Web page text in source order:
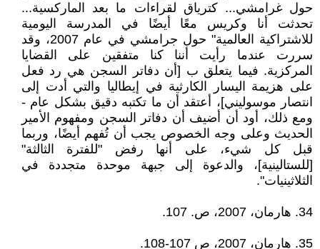
حول غرامشي... كترياق لقراءات ما بعد الماركسية...
تحدثت أنا وكريس معًا أيضًا في المدرسة اليومية
للاشتراكية العالمية" حول جرامشي في عام 2007، وقد
سررت عندما رأيت أننا كنا متفقين على القضايا
المركزية. فيما يتعلق ب [أن دفاتر السجن هي رد فعل
على هزيمة اليسار الكارثية في إيطاليا والتي أدت إلى
انتصار موسوليني]، أعتقد أن ما تكتبه دقيق بشكل عام -
ومع ذلك، أود أن أضيف أن دفاتر السجن ومفهوم الأمير
الحديث وعلى وجه الخصوص يجب أن تُفهم أيضًا، وربما
قبل كل شيء، على أنها رفض "للفترة الثالثة"
[للستالينية]، والدعوة إلى جبهة موحدة متجددة في
الثلاثينيات".
34. هارمان، 2007، ص. 107.
35. هارمان، 2007، ص 107-108.